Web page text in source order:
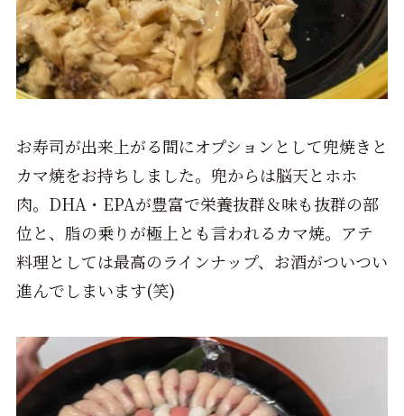
お寿司が出来上がる間にオプションとして兜焼きと
カマ焼をお持ちしました。兜からは脳天とホホ
肉。DHA・EPAが豊富で栄養抜群＆味も抜群の部
位と、脂の乗りが極上とも言われるカマ焼。アテ
料理としては最高のラインナップ、お酒がついつい
進んでしまいます(笑)